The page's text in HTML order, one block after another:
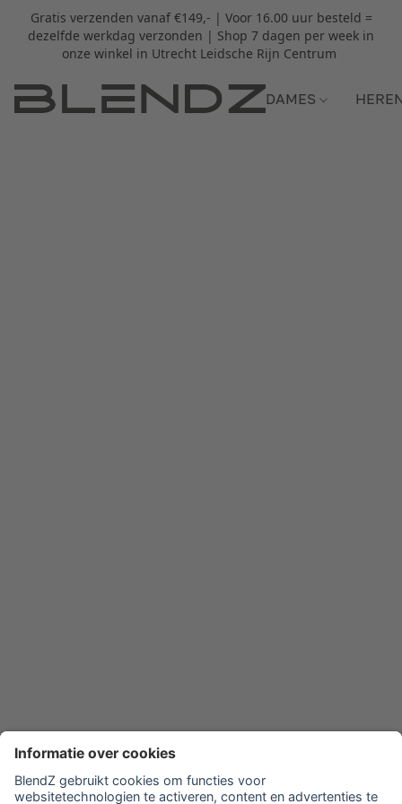
Gratis verzenden vanaf €149,- | Voor 16.00 uur besteld =
dezelfde werkdag verzonden | Shop 7 dagen per week in
onze winkel in Utrecht Leidsche Rijn Centrum
DAMES